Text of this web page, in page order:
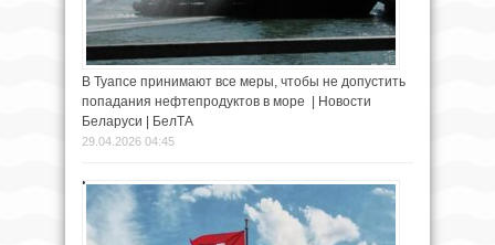
В Туапсе принимают все меры, чтобы не допустить
попадания нефтепродуктов в море | Новости
Беларуси | БелТА
29.04.2026 04:45